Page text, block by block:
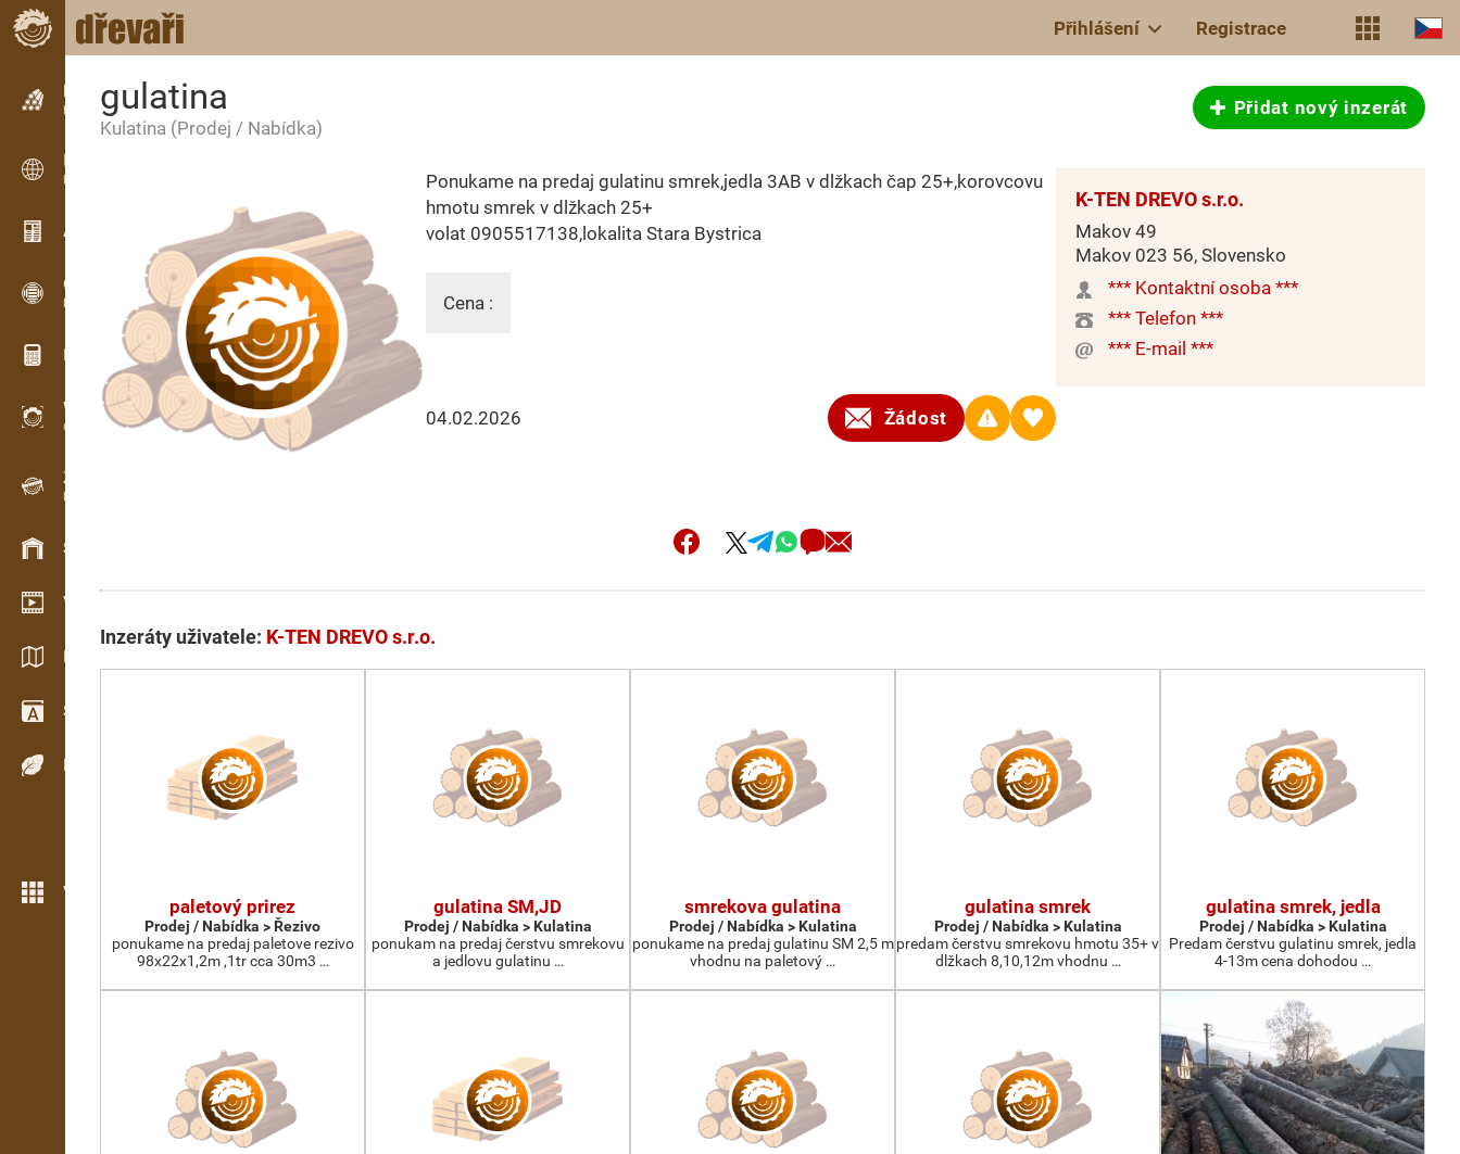
Přihlášení Registrace
Inzerce
Řádková inzerce
Inzerce
Mezinárodní inzerce
Aktuality / Články
OPTI-TIMB
Pořezová schémata
Dřevařské kalkulačky
WoodProfi
Objem dřeva s AI
Záznamník
Evidence dřeva v terénu
Skladové hospodářství
Video showroom
Katalogy / Brožury
Slovník
Dřeviny
Více možností
gulatina
Kulatina (Prodej / Nabídka)
Přidat nový inzerát
Ponukame na predaj gulatinu smrek,jedla 3AB v dlžkach čap 25+,korovcovu
hmotu smrek v dlžkach 25+
volat 0905517138,lokalita Stara Bystrica
Cena :
04.02.2026 Žádost
K-TEN DREVO s.r.o.
Makov 49
Makov 023 56, Slovensko
*** Kontaktní osoba ***
*** Telefon ***
*** E-mail ***
Inzeráty uživatele: K-TEN DREVO s.r.o.
paletový prirez
Prodej / Nabídka > Řezivo
ponukame na predaj paletove rezivo
98x22x1,2m ,1tr cca 30m3 …
gulatina SM,JD
Prodej / Nabídka > Kulatina
ponukam na predaj čerstvu smrekovu
a jedlovu gulatinu …
smrekova gulatina
Prodej / Nabídka > Kulatina
ponukame na predaj gulatinu SM 2,5 m
vhodnu na paletový …
gulatina smrek
Prodej / Nabídka > Kulatina
predam čerstvu smrekovu hmotu 35+ v
dlžkach 8,10,12m vhodnu …
gulatina smrek, jedla
Prodej / Nabídka > Kulatina
Predam čerstvu gulatinu smrek, jedla
4-13m cena dohodou …